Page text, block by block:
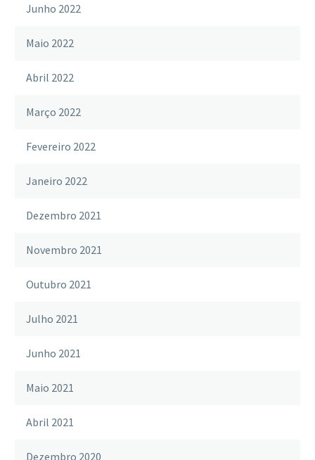
Junho 2022
Maio 2022
Abril 2022
Março 2022
Fevereiro 2022
Janeiro 2022
Dezembro 2021
Novembro 2021
Outubro 2021
Julho 2021
Junho 2021
Maio 2021
Abril 2021
Dezembro 2020